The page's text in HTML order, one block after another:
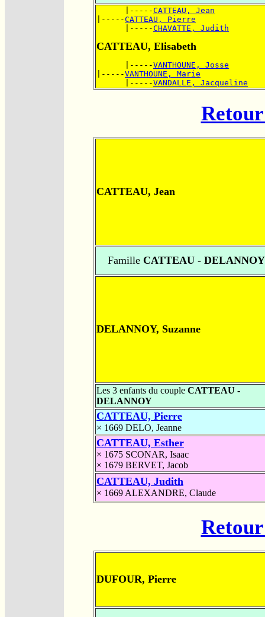
      |-----
CATTEAU, Jean
|-----CATTEAU, Pierre
      |-----
CHAVATTE, Judith
CATTEAU, Elisabeth
      |-----
VANTHOUNE, Josse
|-----VANTHOUNE, Marie
      |-----
VANDALLE, Jacqueline
CATTEAU, Jean
FamilleCATTEAU - DELANNOY
DELANNOY, Suzanne
Les 3 enfants du couple CATTEAU -
DELANNOY
CATTEAU, Pierre
× 1669 DELO, Jeanne
CATTEAU, Esther
× 1675 SCONAR, Isaac
× 1679 BERVET, Jacob
CATTEAU, Judith
× 1669 ALEXANDRE, Claude
DUFOUR, Pierre